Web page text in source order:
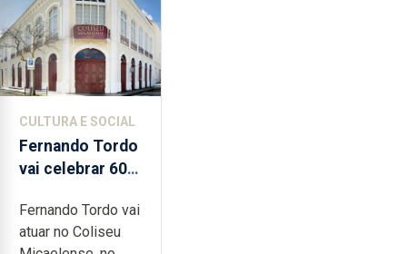
CULTURA E SOCIAL
Fernando Tordo
vai celebrar 60
no Coliseu
Micaelense
Fernando Tordo vai
atuar no Coliseu